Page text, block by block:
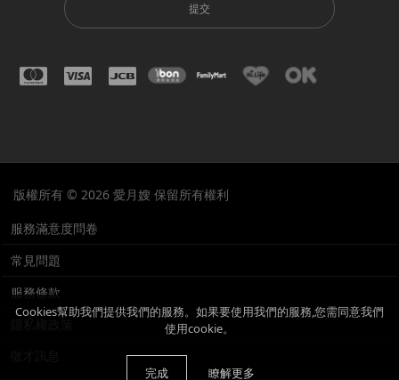
提交
版權所有 © 2026 愛月嫂 保留所有權利
服務滿意度問卷
常見問題
服務條款
Cookies幫助我們提供我們的服務。如果要使用我們的服務,您需同意我們
使用cookie。
完成 瞭解更多